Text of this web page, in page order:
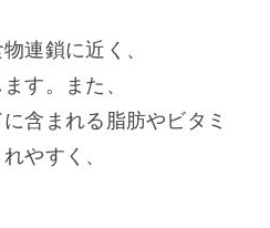
連鎖に近く、
す。また、
含まれる脂肪やビタミ
やすく、